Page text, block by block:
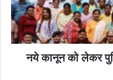
नये कानून को लेकर